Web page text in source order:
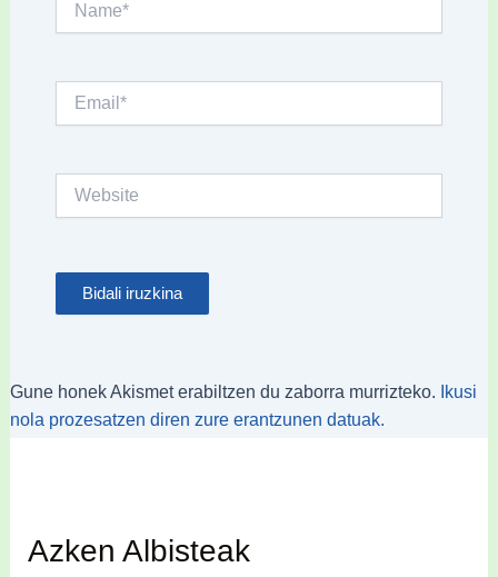
Email*
Gune honek Akismet erabiltzen du zaborra murrizteko.
Ikusi
nola prozesatzen diren zure erantzunen datuak.
Azken Albisteak